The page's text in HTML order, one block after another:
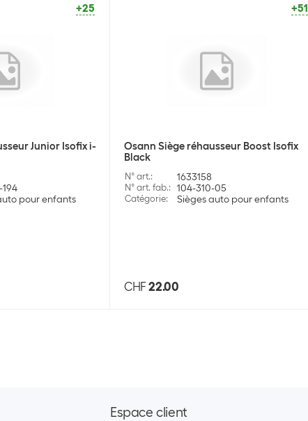
+25
Junior Isofix i-
pour enfants
+51
Osann Siège réhausseur Boost Isofix
Black
N° art.: 1633158
N° art. fab.: 104-310-05
Catégorie: Sièges auto pour enfants
CHF 22.00
Espace client